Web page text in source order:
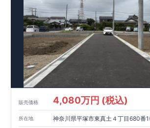
販売価格 4,080万円 (税込)
所在地 神奈川県平塚市東真土４丁目680番